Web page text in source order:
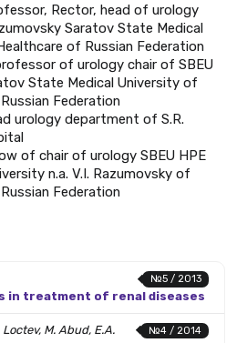
Rector, head of urology
Saratov State Medical
of Russian Federation
of urology chair of SBEU
State Medical University of
Federation
urology department of S.R.
of chair of urology SBEU HPE
n.a. V.I. Razumovsky of
Federation
№5 / 2013
in treatment of renal diseases
№4 / 2014
Loctev, M. Abud, E.A.